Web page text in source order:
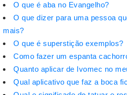
O que é aba no Evangelho?
O que dizer para uma pessoa
mais?
O que é superstição exemplos?
Como fazer um espanta
Quanto aplicar de Ivomec no
Qual aplicativo que faz a boca